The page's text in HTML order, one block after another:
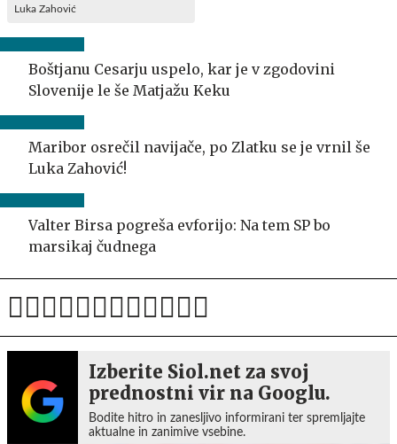
Luka Zahović
Boštjanu Cesarju uspelo, kar je v zgodovini
Slovenije le še Matjažu Keku
Maribor osrečil navijače, po Zlatku se je vrnil še
Luka Zahović!
Valter Birsa pogreša evforijo: Na tem SP bo
marsikaj čudnega
Izberite Siol.net za svoj
prednostni vir na Googlu.
Bodite hitro in zanesljivo informirani ter spremljajte
aktualne in zanimive vsebine.